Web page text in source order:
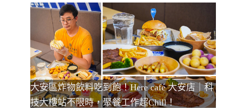
大安區炸物飲料吃到飽！Here café 大安店｜科
技大樓站不限時，聚餐工作超Chill！